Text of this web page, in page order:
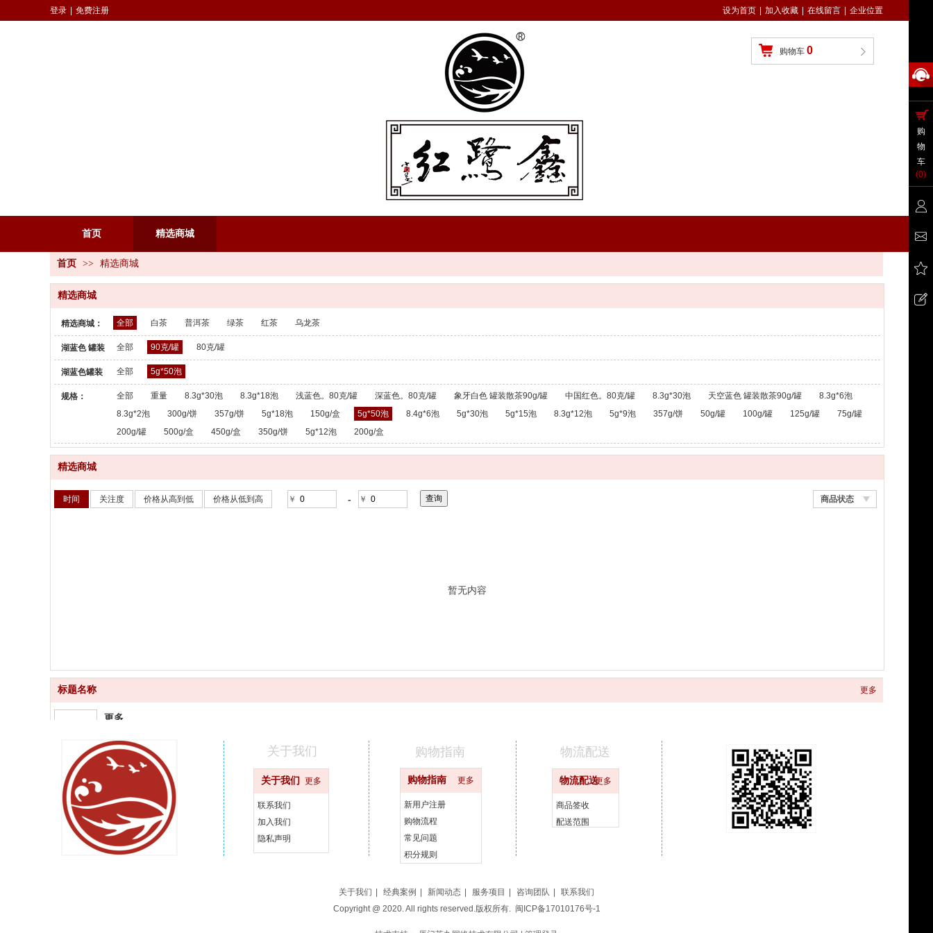
购物车 0
登录 免费注册 设为首页 加入收藏 在线留言 企业位置
首页 精选商城
首页 >> 精选商城
精选商城
精选商城： 全部 白茶 普洱茶 绿茶 红茶 乌龙茶
湖蓝色 罐装
散茶：
全部 90克/罐 80克/罐
湖蓝色罐装
散茶：
全部 5g*50泡
规格： 全部 重量 8.3g*30泡 8.3g*18泡 浅蓝色。80克/罐 深蓝色。80克/罐 象牙白色 罐装散茶90g/罐 中国红色。80克/罐 8.3g*30泡 天空蓝色 罐装散茶90g/罐
8.3g*6泡
8.3g*2泡
300g/饼 357g/饼 5g*18泡 150g/盒 5g*50泡 8.4g*6泡 5g*30泡 5g*15泡 8.3g*12泡 5g*9泡 357g/饼 50g/罐 100g/罐 125g/罐
75g/罐
200g/罐
500g/盒 450g/盒 350g/饼 5g*12泡 200g/盒
精选商城
商品状态
时间 关注度 价格从高到低 价格从低到高 ￥ - ￥
暂无内容
标题名称 更多
更多
更快
更好
汇聚品牌
关于我们 更多
联系我们
加入我们
隐私声明
购物指南 更多
新用户注册
购物流程
常见问题
积分规则
物流配送更多
商品签收
配送范围
关于我们 购物指南 物流配送
关于我们 经典案例 新闻动态 服务项目 咨询团队
联系我们
Copyright @ 2020. All rights reserved.版权所有. 闽ICP备17010176号-1
购
物
车
(0)